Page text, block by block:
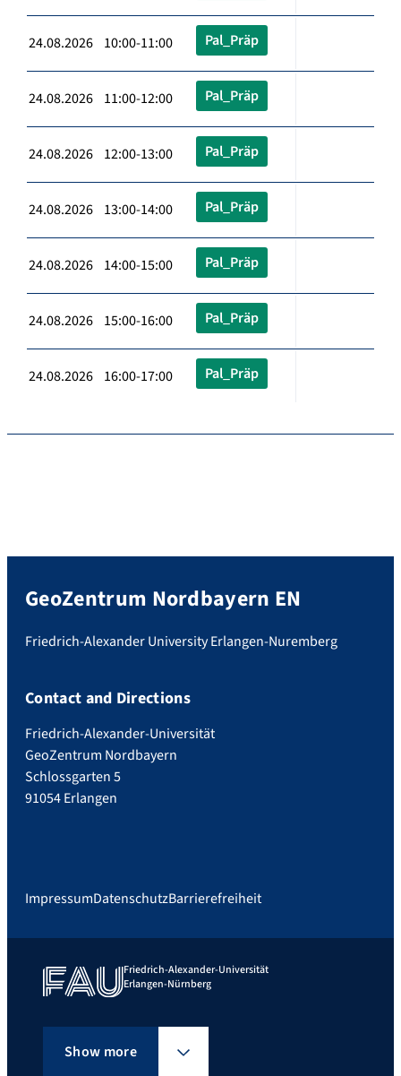
24.08.2026 10:00-11:00 Pal_Präp
24.08.2026 11:00-12:00 Pal_Präp
24.08.2026 12:00-13:00 Pal_Präp
24.08.2026 13:00-14:00 Pal_Präp
24.08.2026 14:00-15:00 Pal_Präp
24.08.2026 15:00-16:00 Pal_Präp
24.08.2026 16:00-17:00 Pal_Präp
GeoZentrum Nordbayern EN
Friedrich-Alexander University Erlangen-Nuremberg
Contact and Directions
Friedrich-Alexander-Universität
GeoZentrum Nordbayern
Schlossgarten 5
91054 Erlangen
ImpressumDatenschutzBarrierefreiheit
Friedrich-Alexander-Universität
Erlangen-Nürnberg
Show more